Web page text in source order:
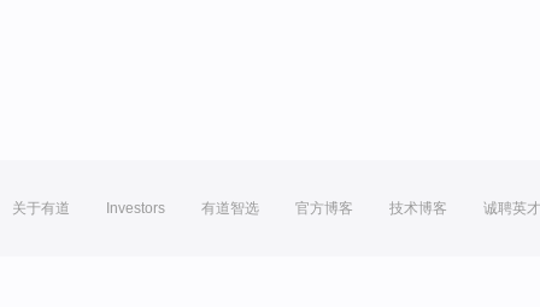
关于有道 Investors 有道智选 官方博客 技术博客 诚聘英才